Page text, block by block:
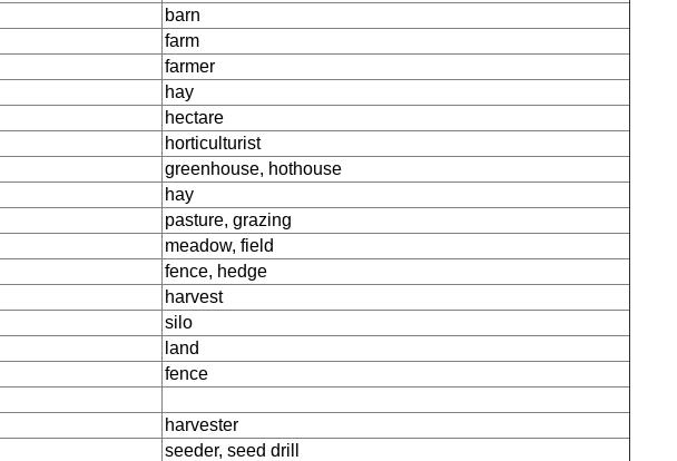
barn
farm
farmer
hay
hectare
horticulturist
greenhouse, hothouse
hay
pasture, grazing
meadow, field
fence, hedge
harvest
silo
land
fence
harvester
seeder, seed drill